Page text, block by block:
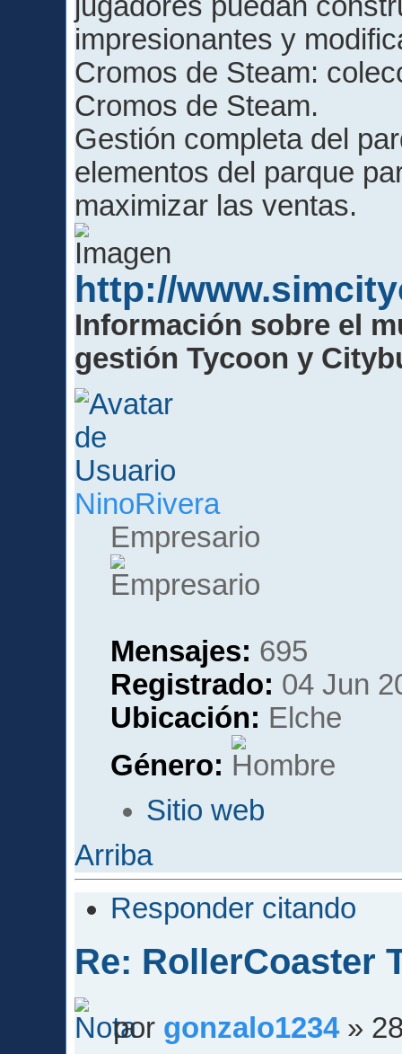
jugadores puedan
impresionantes y
Cromos de Steam:
Cromos de Steam.
Gestión completa del
elementos del parque
maximizar las ventas.
http://
Información sobre el
gestión Tycoon y
NinoRivera
Empresario
Mensajes: 695
Registrado: 04 Jun
Ubicación: Elche
Género:
Sitio web
Arriba
Responder citando
Re: RollerCoaster
por gonzalo1234»